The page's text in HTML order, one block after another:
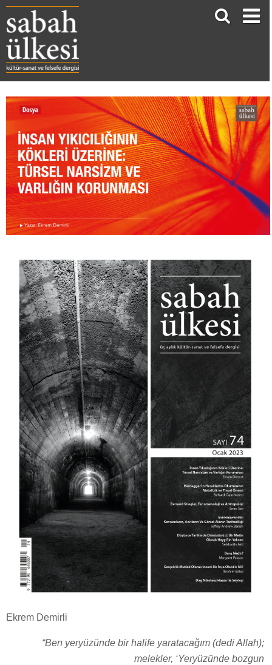
Ekrem Demirli
“Ben yeryüzünde bir halife yaratacağım (dedi Allah);
melekler, ‘Yeryüzünde bozgun